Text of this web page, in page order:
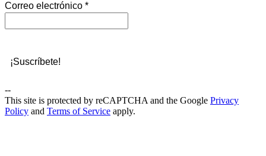
Correo electrónico *
--
This site is protected by reCAPTCHA and the Google Privacy
Policy and Terms of Service apply.